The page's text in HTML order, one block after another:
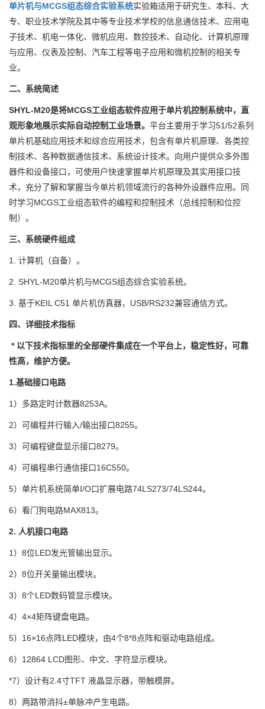
单片机与MCGS组态综合实验系统实验箱适用于研究生、本科、大
专、职业技术学院及其中等专业技术学校的信息通信技术、应用电
子技术、机电一体化、微机应用、数控技术、自动化、计算机原理
与应用、仪表及控制、汽车工程等电子应用和微机控制的相关专
业。
二、系统简述
SHYL-M20是将MCGS工业组态软件应用于单片机控制系统中，直
观形象地展示实际自动控制工业场景。 平台主要用于学习51/52系列
单片机基础应用技术和综合应用技术，包含有单片机原理、各类控
制技术、各种数据通信技术、系统设计技术。向用户提供众多外围
器件和设备接口，可使用户快速掌握单片机原理及其实用接口技
术，充分了解和掌握当今单片机领域流行的各种外设器件应用。同
时学习MCGS工业组态软件的编程和控制技术（总线控制和位控
制）。
三、系统硬件组成
1. 计算机（自备）。
2. SHYL-M20单片机与MCGS组态综合实验系统。
3. 基于KEIL C51 单片机仿真器，USB/RS232兼容通信方式。
四、 详细技术指标
* 以下技术指标里的全部硬件集成在一个平台上，稳定性好，可靠
性高，维护方便。
1.基础接口电路
1）多路定时计数器8253A。
2）可编程并行输入/输出接口8255。
3）可编程键盘显示接口8279。
4）可编程串行通信接口16C550。
5）单片机系统简单I/O口扩展电路74LS273/74LS244。
6）看门狗电路MAX813。
2. 人机接口电路
1）8位LED发光管输出显示。
2）8位开关量输出模块。
3）8个LED数码管显示模块。
4）4×4矩阵键盘电路。
5）16×16点阵LED模块，由4个8*8点阵和驱动电路组成。
6）12864 LCD图形、中文、字符显示模块。
*7）设计有2.4寸TFT 液晶显示器，带触模屏。
8）两路带消抖±单脉冲产生电路。